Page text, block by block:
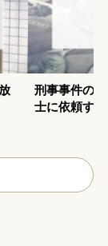
刑事事件の
士に依頼す